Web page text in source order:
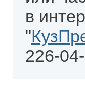
в
"
226-